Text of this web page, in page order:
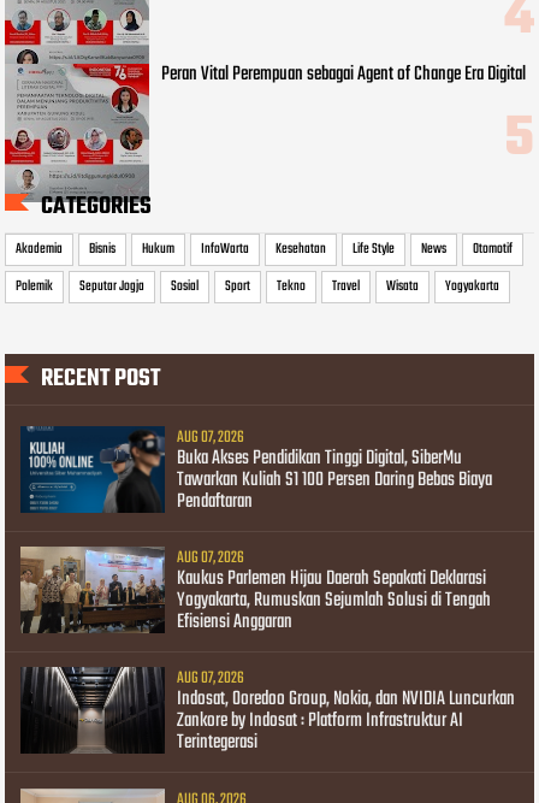
Peran Vital Perempuan sebagai Agent of Change Era Digital
CATEGORIES
Akademia Bisnis Hukum InfoWarta Kesehatan Life Style News
Otomotif
Polemik
Seputar Jogja Sosial Sport Tekno Travel Wisata Yogyakarta
RECENT POST
AUG 07, 2026
Buka Akses Pendidikan Tinggi Digital, SiberMu
Tawarkan Kuliah S1 100 Persen Daring Bebas Biaya
Pendaftaran
AUG 07, 2026
Kaukus Parlemen Hijau Daerah Sepakati Deklarasi
Yogyakarta, Rumuskan Sejumlah Solusi di Tengah
Efisiensi Anggaran
AUG 07, 2026
Indosat, Ooredoo Group, Nokia, dan NVIDIA Luncurkan
Zankore by Indosat : Platform Infrastruktur AI
Terintegerasi